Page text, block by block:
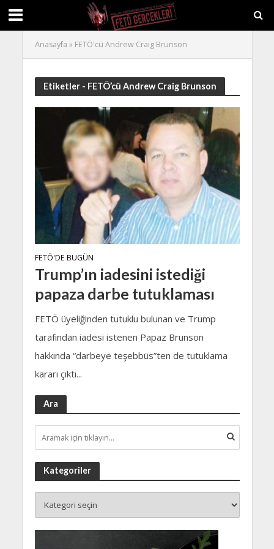
Anasayfa » FETÖ'cü Andrew Craig Brunson
Etiketler - FETÖ’cü Andrew Craig Brunson
FETÖ'DE BUGÜN
Trump’ın iadesini istediği
papaza darbe tutuklaması
FETÖ üyeliğinden tutuklu bulunan ve Trump
tarafından iadesi istenen Papaz Brunson
hakkında “darbeye teşebbüs”ten de tutuklama
kararı çıktı...
Ara
Kategoriler